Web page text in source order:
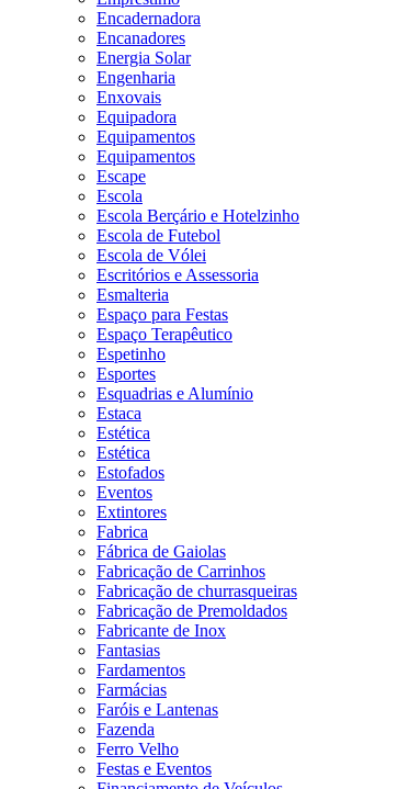
Encadernadora
Encanadores
Energia Solar
Engenharia
Enxovais
Equipadora
Equipamentos
Equipamentos
Escape
Escola
Escola Berçário e Hotelzinho
Escola de Futebol
Escola de Vólei
Escritórios e Assessoria
Esmalteria
Espaço para Festas
Espaço Terapêutico
Espetinho
Esportes
Esquadrias e Alumínio
Estaca
Estética
Estética
Estofados
Eventos
Extintores
Fabrica
Fábrica de Gaiolas
Fabricação de Carrinhos
Fabricação de churrasqueiras
Fabricação de Premoldados
Fabricante de Inox
Fantasias
Fardamentos
Farmácias
Faróis e Lantenas
Fazenda
Ferro Velho
Festas e Eventos